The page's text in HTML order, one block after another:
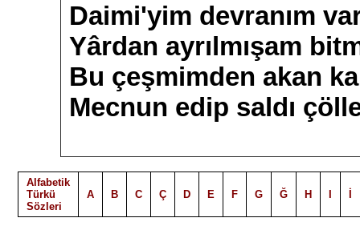
Daimi'yim devranım
Yârdan ayrılmışam
Bu çeşmimden akan
Mecnun edip saldı
Alfabetik
Türkü
Sözleri
A B C Ç D E F G Ğ H